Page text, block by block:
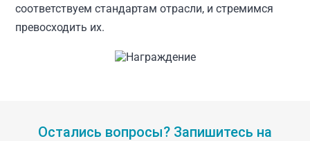
соответствуем стандартам отрасли, и стремимся
превосходить их.
Остались вопросы? Запишитесь на